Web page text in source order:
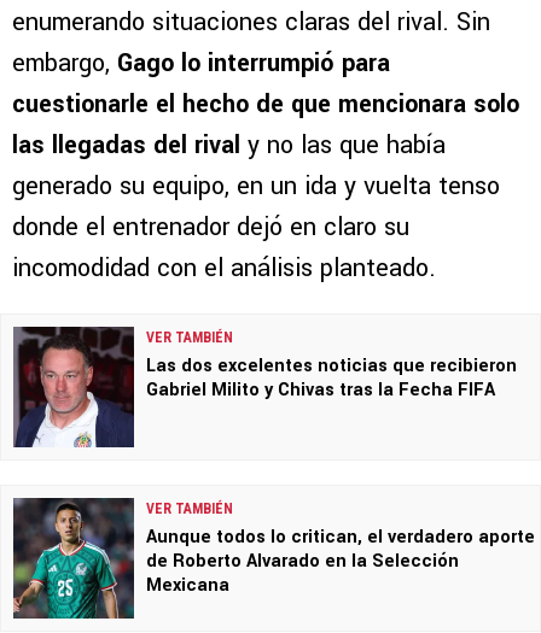
enumerando situaciones claras del rival. Sin
embargo, Gago lo interrumpió para
cuestionarle el hecho de que mencionara solo
las llegadas del rival y no las que había
generado su equipo, en un ida y vuelta tenso
donde el entrenador dejó en claro su
incomodidad con el análisis planteado.
VER TAMBIÉN
Las dos excelentes noticias que recibieron
Gabriel Milito y Chivas tras la Fecha FIFA
VER TAMBIÉN
Aunque todos lo critican, el verdadero aporte
de Roberto Alvarado en la Selección
Mexicana